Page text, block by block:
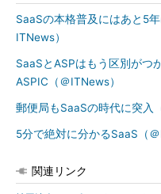
SaaSの本格普及にはあと5
ITNews）
SaaSとASPはもう区別がつ
ASPIC（＠ITNews）
郵便局もSaaSの時代に突入
5分で絶対に分かるSaaS（
関連リンク